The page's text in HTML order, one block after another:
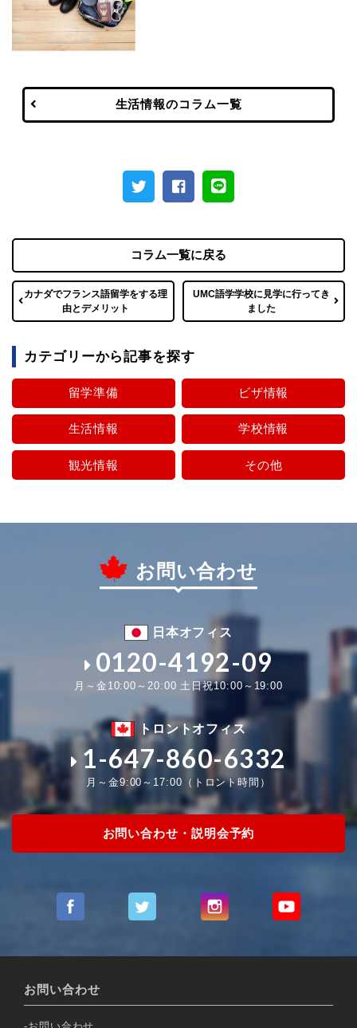
生活情報のコラム一覧
カナダでフランス語留学をする理
由とデメリット
コラム一覧に戻る
UMC語学学校に見学に行ってき
ました
カテゴリーから記事を探す
留学準備 ビザ情報
生活情報 学校情報
観光情報 その他
お問い合わせ
日本オフィス
0120-4192-09
月～金10:00～20:00 土日祝10:00～19:00
トロントオフィス
1-647-860-6332
月～金9:00～17:00（トロント時間）
お問い合わせ・説明会予約
お問い合わせ